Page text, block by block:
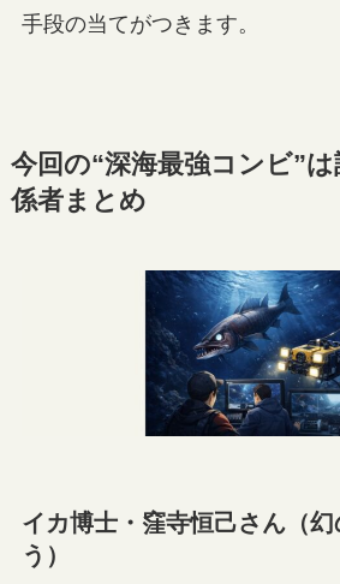
手段の当てがつきます。
今回の“深海最強コンビ”
係者まとめ
イカ博士・窪寺恒己さん（
う）